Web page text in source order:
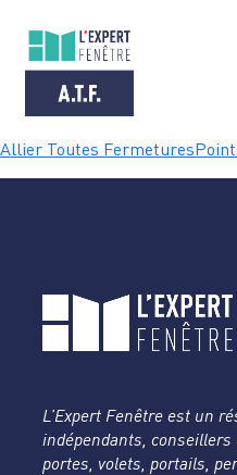
Passer
Allier Toutes Fermetures
L’Expert Fenêtre est un
indépendants,
portes, volets, portails,